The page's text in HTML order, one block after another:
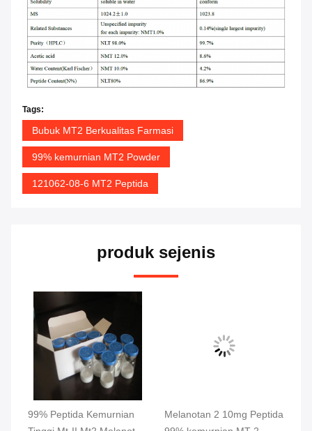
Tags:
Bubuk MT2 Berkualitas Farmasi
99% kemurnian MT2 Powder
121062-08-6 MT2 Peptida
produk sejenis
99% Peptida Kemurnian
Melanotan 2 10mg Peptida